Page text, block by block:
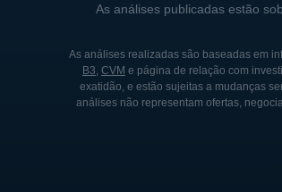
médicos. A
aquisições
Um evento
cirúrgicos
As análises publicadas estão
As análises realizadas são baseadas em
B3, CVM e página de relação com
exatidão, e estão sujeitas a mudanças
análises não representam ofertas,